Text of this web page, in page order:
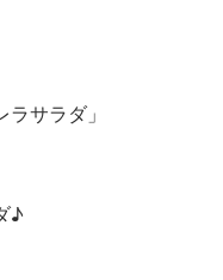
サラダ」
♪